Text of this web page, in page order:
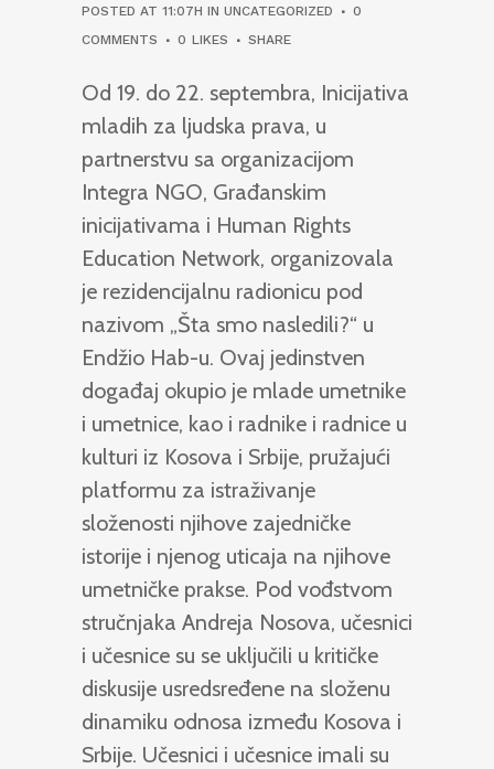
POSTED AT 11:07H IN UNCATEGORIZED
0
COMMENTS
0 LIKES SHARE
Od 19. do 22. septembra, Inicijativa
mladih za ljudska prava, u
partnerstvu sa organizacijom
Integra NGO, Građanskim
inicijativama i Human Rights
Education Network, organizovala
je rezidencijalnu radionicu pod
nazivom „Šta smo nasledili?“ u
Endžio Hab-u. Ovaj jedinstven
događaj okupio je mlade umetnike
i umetnice, kao i radnike i radnice u
kulturi iz Kosova i Srbije, pružajući
platformu za istraživanje
složenosti njihove zajedničke
istorije i njenog uticaja na njihove
umetničke prakse. Pod vođstvom
stručnjaka Andreja Nosova, učesnici
i učesnice su se uključili u kritičke
diskusije usredsređene na složenu
dinamiku odnosa između Kosova i
Srbije. Učesnici i učesnice imali su